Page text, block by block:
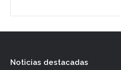
Noticias destacadas